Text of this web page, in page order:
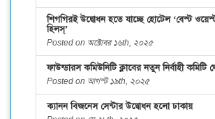
শিগগিরই উদ্বোধন হতে যাচ্ছে হোটেল ‘বেস্ট
হিলস্’
Posted on অক্টোবর ১৬th, ২০২৫
ফাউন্ডারস কমিউনিটি ক্লাবের নতুন নির্বাহী কমিটি
Posted on আগস্ট ১৯th, ২০২৫
ক্যানন বিজনেস সেন্টার উদ্বোধন হলো ঢাকায়